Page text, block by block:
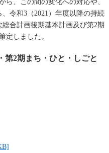
ら、この間の変化への対応や、
令和3（2021）年度以降の持続
合計画後期基本計画及び第2期
定しました。
第2期まち・ひと・しごと